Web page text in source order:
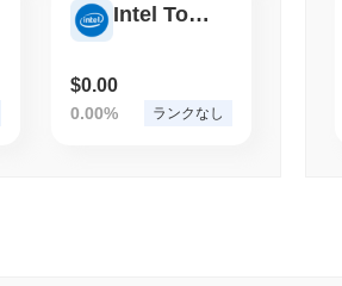
Intel Tokenized Stock - Reality
$0.00
0.00% ランクなし